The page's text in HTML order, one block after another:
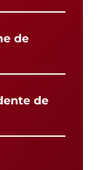
de
de